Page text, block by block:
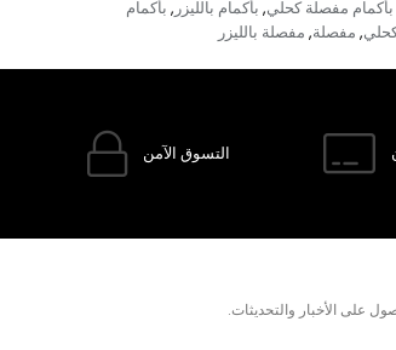
بأكمام مفصلة كحلي, بأكمام بالليزر , بأكمام
, مفصلة, مفصلة بالليزر
التسوق الآمن
على الأخبار والتحديثات.